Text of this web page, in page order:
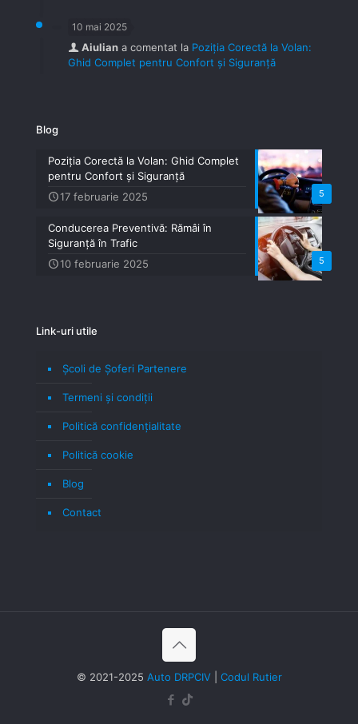
10 mai 2025
Aiulian a comentat la Poziția Corectă la Volan:
Ghid Complet pentru Confort și Siguranță
Blog
5
Poziția Corectă la Volan: Ghid Complet
pentru Confort și Siguranță
17 februarie 2025
5
Conducerea Preventivă: Rămâi în
Siguranță în Trafic
10 februarie 2025
Link-uri utile
Școli de Șoferi Partenere
Termeni şi condiţii
Politică confidenţialitate
Politică cookie
Blog
Contact
© 2021-2025 Auto DRPCIV| Codul Rutier